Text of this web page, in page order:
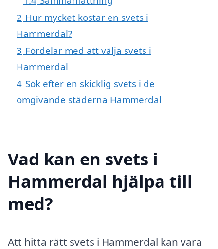
2 Hur mycket kostar en svets i
Hammerdal?
3 Fördelar med att välja svets i
Hammerdal
4 Sök efter en skicklig svets i de
omgivande städerna Hammerdal
Vad kan en svets i
Hammerdal hjälpa till
med?
Att hitta rätt svets i Hammerdal kan vara